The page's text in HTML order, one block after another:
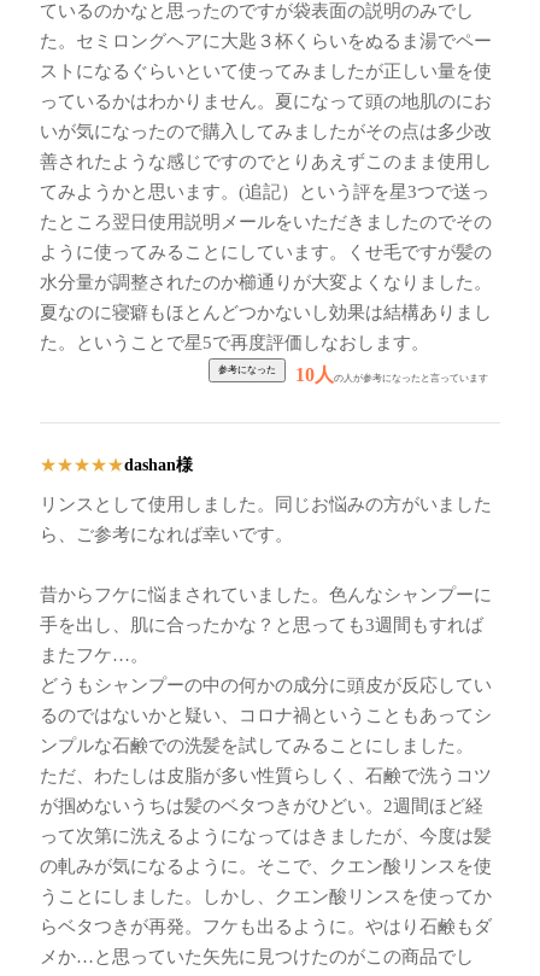
ているのかなと思ったのですが袋表面の説明のみでし
た。セミロングヘアに大匙３杯くらいをぬるま湯でペー
ストになるぐらいといて使ってみましたが正しい量を使
っているかはわかりません。夏になって頭の地肌のにお
いが気になったので購入してみましたがその点は多少改
善されたような感じですのでとりあえずこのまま使用し
てみようかと思います。(追記）という評を星3つで送っ
たところ翌日使用説明メールをいただきましたのでその
ように使ってみることにしています。くせ毛ですが髪の
水分量が調整されたのか櫛通りが大変よくなりました。
夏なのに寝癖もほとんどつかないし効果は結構ありまし
た。ということで星5で再度評価しなおします。
10人の人が参考になったと言っています
★★★★★dashan様
リンスとして使用しました。同じお悩みの方がいました
ら、ご参考になれば幸いです。
昔からフケに悩まされていました。色んなシャンプーに
手を出し、肌に合ったかな？と思っても3週間もすれば
またフケ…。
どうもシャンプーの中の何かの成分に頭皮が反応してい
るのではないかと疑い、コロナ禍ということもあってシ
ンプルな石鹸での洗髪を試してみることにしました。
ただ、わたしは皮脂が多い性質らしく、石鹸で洗うコツ
が掴めないうちは髪のベタつきがひどい。2週間ほど経
って次第に洗えるようになってはきましたが、今度は髪
の軋みが気になるように。そこで、クエン酸リンスを使
うことにしました。しかし、クエン酸リンスを使ってか
らベタつきが再発。フケも出るように。やはり石鹸もダ
メか…と思っていた矢先に見つけたのがこの商品でし